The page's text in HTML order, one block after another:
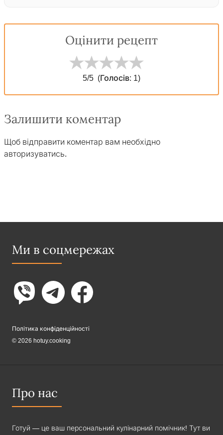
Оцінити рецепт
5/5 (Голосів: 1)
Залишити коментар
Щоб відправити коментар вам необхідно
авторизуватись.
Ми в соцмережах
Політика конфіденційності
© 2026 hotuy.cooking
Про нас
Готуй — це ваш персональний кулінарний помічник! Тут ви